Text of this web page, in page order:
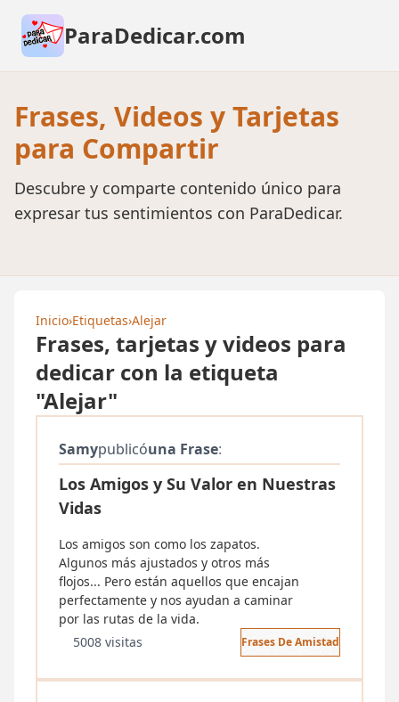
ParaDedicar.com
Frases, Videos y Tarjetas
para Compartir
Descubre y comparte contenido único para
expresar tus sentimientos con ParaDedicar.
Inicio›Etiquetas›Alejar
Frases, tarjetas y videos para
dedicar con la etiqueta
"Alejar"
Samypublicóuna Frase:
Los Amigos y Su Valor en Nuestras
Vidas
Los amigos son como los zapatos.
Algunos más ajustados y otros más
flojos... Pero están aquellos que encajan
perfectamente y nos ayudan a caminar
por las rutas de la vida.
5008 visitas
Frases De Amistad